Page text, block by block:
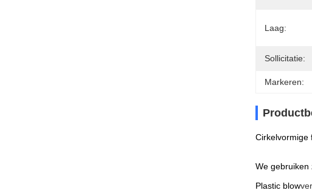
Laag:
Sollicitatie:
Markeren:
Cirkelvormige
We gebruiken
Plastic blow